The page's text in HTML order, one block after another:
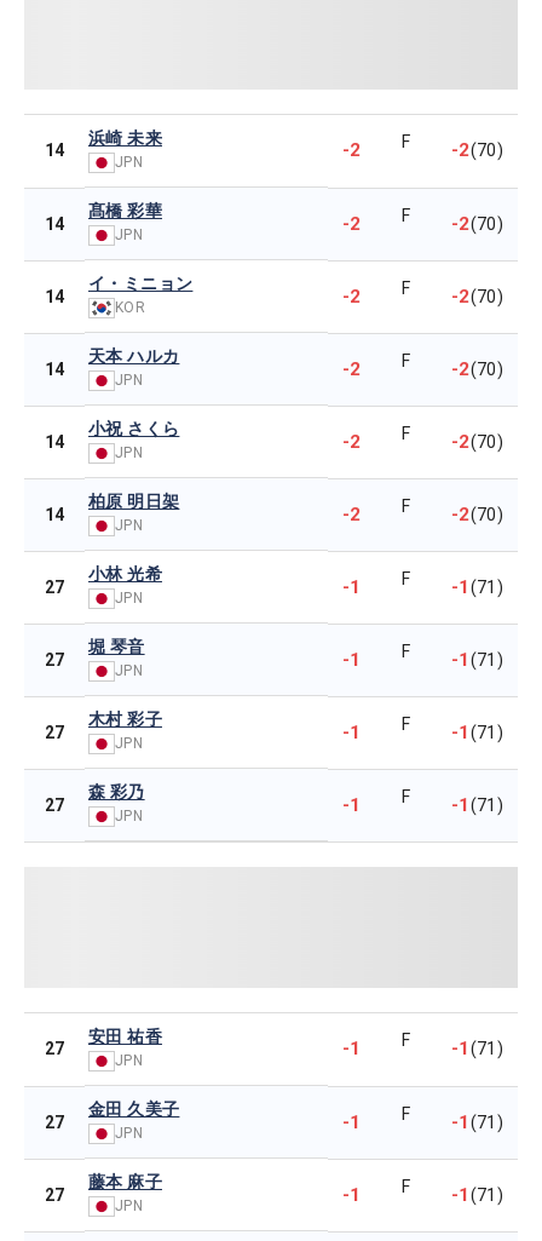
14
浜崎 未来
JPN
-2 F -2(70)
14
髙橋 彩華
JPN -2 F -2(70)
14
イ・ミニョン
KOR -2 F -2(70)
14
天本 ハルカ
JPN -2 F -2(70)
14
小祝 さくら
JPN -2 F -2(70)
14
柏原 明日架
JPN -2 F -2(70)
27
小林 光希
JPN -1 F -1(71)
27
堀 琴音
JPN -1 F -1(71)
27
木村 彩子
JPN -1 F -1(71)
27
森 彩乃
JPN -1 F -1(71)
27
安田 祐香
JPN
-1 F -1(71)
27
金田 久美子
JPN -1 F -1(71)
27
藤本 麻子
JPN -1 F -1(71)